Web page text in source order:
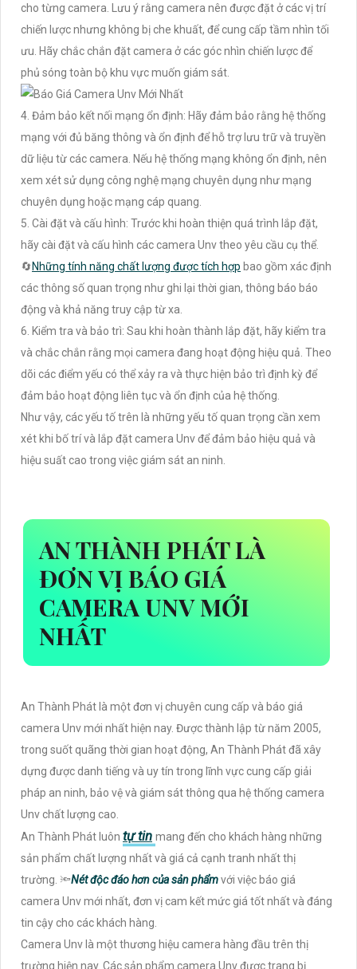
cho từng camera. Lưu ý rằng camera nên được đặt ở các vị trí
chiến lược nhưng không bị che khuất, để cung cấp tầm nhìn tối
ưu. Hãy chắc chắn đặt camera ở các góc nhìn chiến lược để
phủ sóng toàn bộ khu vực muốn giám sát.
4. Đảm bảo kết nối mạng ổn định: Hãy đảm bảo rằng hệ thống
mạng với đủ băng thông và ổn định để hỗ trợ lưu trữ và truyền
dữ liệu từ các camera. Nếu hệ thống mạng không ổn định, nên
xem xét sử dụng công nghệ mạng chuyên dụng như mạng
chuyên dụng hoặc mạng cáp quang.
5. Cài đặt và cấu hình: Trước khi hoàn thiện quá trình lắp đặt,
hãy cài đặt và cấu hình các camera Unv theo yêu cầu cụ thể.
🔄Những tính năng chất lượng được tích hợp bao gồm xác định
các thông số quan trọng như ghi lại thời gian, thông báo báo
động và khả năng truy cập từ xa.
6. Kiểm tra và bảo trì: Sau khi hoàn thành lắp đặt, hãy kiểm tra
và chắc chắn rằng mọi camera đang hoạt động hiệu quả. Theo
dõi các điểm yếu có thể xảy ra và thực hiện bảo trì định kỳ để
đảm bảo hoạt động liên tục và ổn định của hệ thống.
Như vậy, các yếu tố trên là những yếu tố quan trọng cần xem
xét khi bố trí và lắp đặt camera Unv để đảm bảo hiệu quả và
hiệu suất cao trong việc giám sát an ninh.
AN THÀNH PHÁT LÀ
ĐƠN VỊ BÁO GIÁ
CAMERA UNV MỚI
NHẤT
An Thành Phát là một đơn vị chuyên cung cấp và báo giá
camera Unv mới nhất hiện nay. Được thành lập từ năm 2005,
trong suốt quãng thời gian hoạt động, An Thành Phát đã xây
dựng được danh tiếng và uy tín trong lĩnh vực cung cấp giải
pháp an ninh, bảo vệ và giám sát thông qua hệ thống camera
Unv chất lượng cao.
An Thành Phát luôn tự tin mang đến cho khách hàng những
sản phẩm chất lượng nhất và giá cả cạnh tranh nhất thị
trường. 🔦Nét độc đáo hơn của sản phẩmvới việc báo giá
camera Unv mới nhất, đơn vị cam kết mức giá tốt nhất và đáng
tin cậy cho các khách hàng.
Camera Unv là một thương hiệu camera hàng đầu trên thị
trường hiện nay. Các sản phẩm camera Unv được trang bị